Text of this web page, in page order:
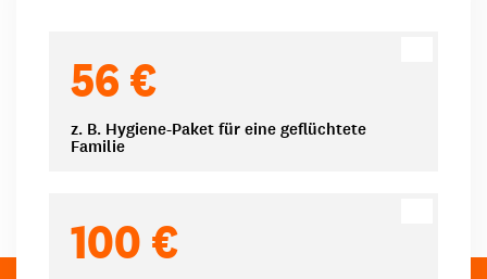
56 €
z. B. Hygiene-Paket für eine geflüchtete
Familie
100 €